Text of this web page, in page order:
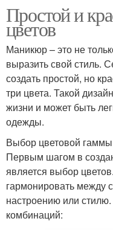
Простой и
цветов
Маникюр – это не
выразить свой стиль.
создать простой, но
три цвета. Такой
жизни и может быть
одежды.
Выбор цветовой гаммы
Первым шагом в
является выбор
гармонировать между
настроению или
комбинаций: